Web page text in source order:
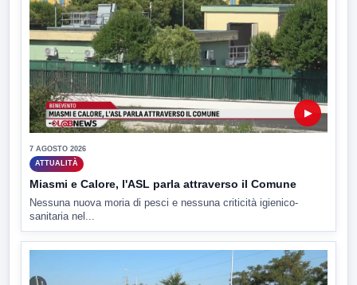
▶
7 AGOSTO 2026
ATTUALITÀ
Miasmi e Calore, l'ASL parla attraverso il Comune
Nessuna nuova moria di pesci e nessuna criticità igienico-
sanitaria nel...